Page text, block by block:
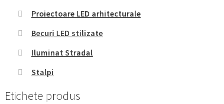
Proiectoare LED arhitecturale
Becuri LED stilizate
Iluminat Stradal
Stalpi
Etichete produs